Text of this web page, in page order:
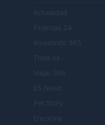
Actualidad
Finanzas 24
Investindo 365
Think.es
Viajar 365
ES Newz
Pet Story
Encocina